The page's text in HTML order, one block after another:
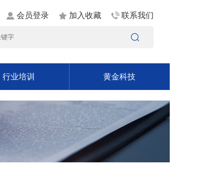
会员登录 加入收藏 联系我们
行业培训 黄金科技